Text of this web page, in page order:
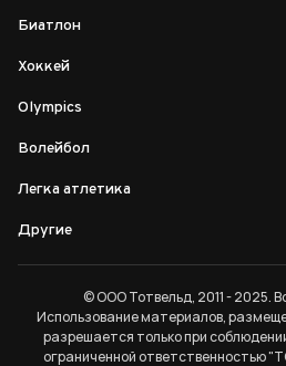
Биатлон
Хоккей
Olympics
Волейбол
Легка атлетика
Другие
© ООО Тотвельд, 2011 - 2025.
Использование материалов,
разрешается только при
ограниченной ответственностью